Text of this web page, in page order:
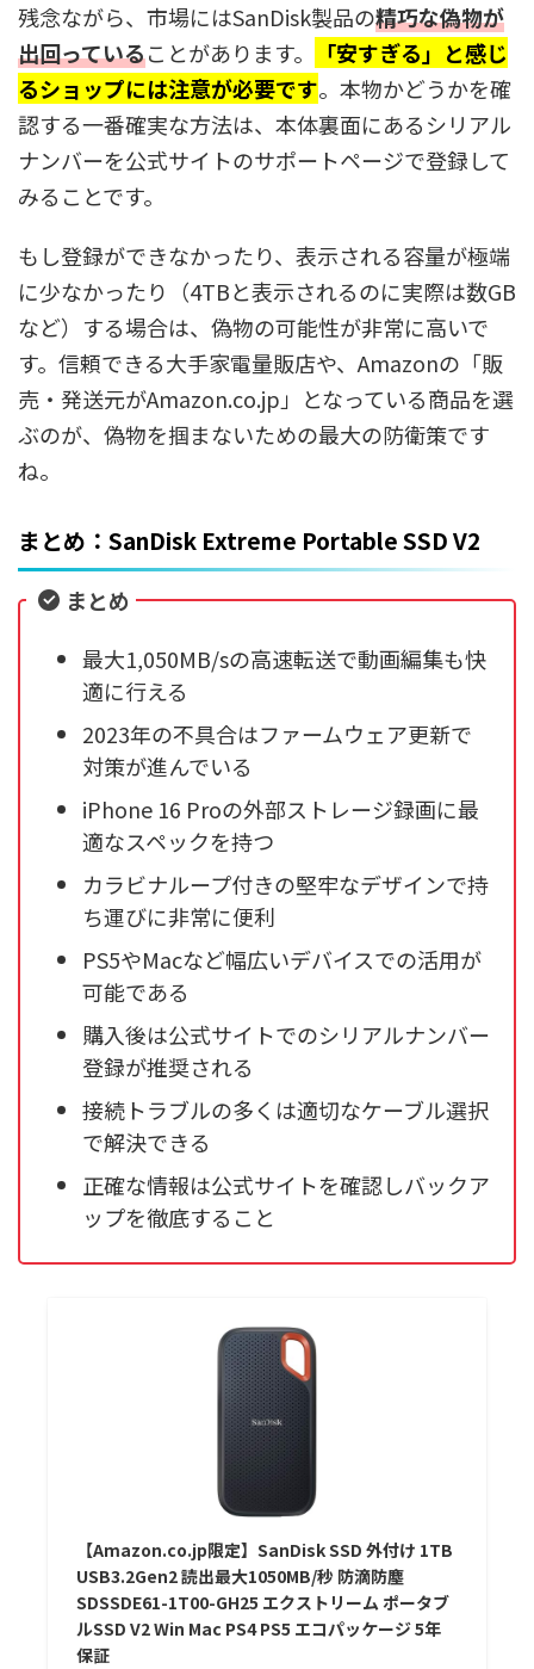
残念ながら、市場にはSanDisk製品の精巧な偽物が
出回っていることがあります。
「安すぎる」と感じ
るショップには注意が必要です。本物かどうかを確
認する一番確実な方法は、本体裏面にあるシリアル
ナンバーを公式サイトのサポートページで登録して
みることです。
もし登録ができなかったり、表示される容量が極端
に少なかったり（4TBと表示されるのに実際は数GB
など）する場合は、偽物の可能性が非常に高いで
す。信頼できる大手家電量販店や、Amazonの「販
売・発送元がAmazon.co.jp」となっている商品を選
ぶのが、偽物を掴まないための最大の防衛策です
ね。
まとめ：SanDisk Extreme Portable SSD V2
まとめ
最大1,050MB/sの高速転送で動画編集も快
適に行える
2023年の不具合はファームウェア更新で
対策が進んでいる
iPhone 16 Proの外部ストレージ録画に最
適なスペックを持つ
カラビナループ付きの堅牢なデザインで持
ち運びに非常に便利
PS5やMacなど幅広いデバイスでの活用が
可能である
購入後は公式サイトでのシリアルナンバー
登録が推奨される
接続トラブルの多くは適切なケーブル選択
で解決できる
正確な情報は公式サイトを確認しバックア
ップを徹底すること
【Amazon.co.jp限定】SanDisk SSD 外付け 1TB
USB3.2Gen2 読出最大1050MB/秒 防滴防塵
SDSSDE61-1T00-GH25 エクストリーム ポータブ
ルSSD V2 Win Mac PS4 PS5 エコパッケージ 5年
保証